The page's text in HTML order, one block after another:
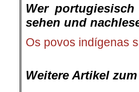
Wer
sehen und
Os povos indígenas
Weitere Artikel